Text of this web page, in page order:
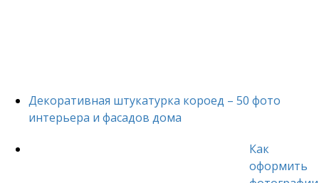
Декоративная штукатурка короед – 50 фото
интерьера и фасадов дома
Как
оформить